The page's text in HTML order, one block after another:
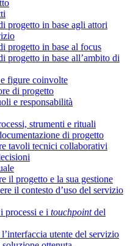
progetto in base agli attori
progetto in base al focus
progetto in base all’ambito di
figure coinvolte
di progetto
e responsabilità
strumenti e rituali
di progetto
tavoli tecnici collaborativi
il progetto e la sua gestione
il contesto d’uso del servizio
processi e i touchpointdel
utente del servizio